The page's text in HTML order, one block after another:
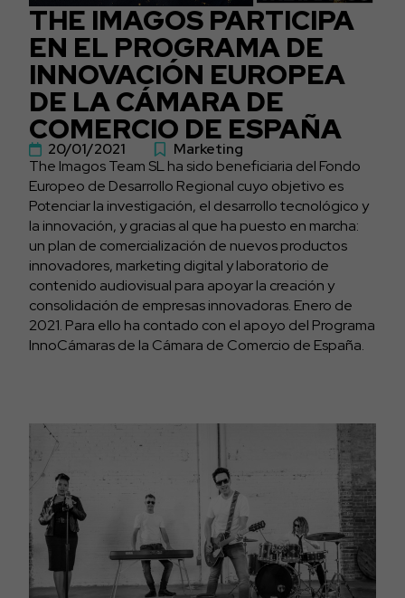
THE IMAGOS PARTICIPA
EN EL PROGRAMA DE
INNOVACIÓN EUROPEA
DE LA CÁMARA DE
COMERCIO DE ESPAÑA
20/01/2021
Marketing
The Imagos Team SL ha sido beneficiaria del Fondo
Europeo de Desarrollo Regional cuyo objetivo es
Potenciar la investigación, el desarrollo tecnológico y
la innovación, y gracias al que ha puesto en marcha:
un plan de comercialización de nuevos productos
innovadores, marketing digital y laboratorio de
contenido audiovisual para apoyar la creación y
consolidación de empresas innovadoras. Enero de
2021. Para ello ha contado con el apoyo del Programa
InnoCámaras de la Cámara de Comercio de España.